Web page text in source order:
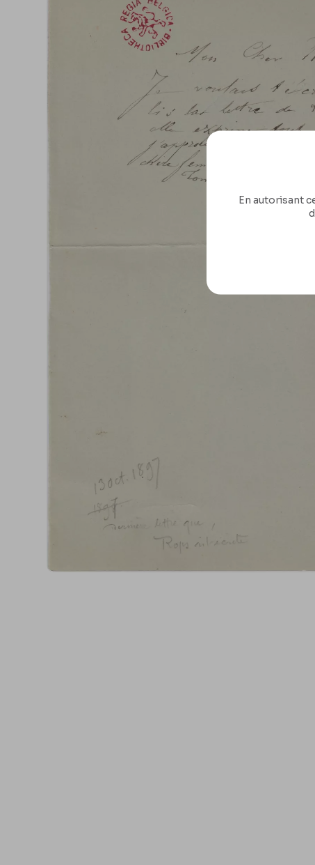
En autorisant